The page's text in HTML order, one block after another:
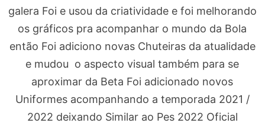
galera Foi e usou da criatividade e foi melhorando
os gráficos pra acompanhar o mundo da Bola
então Foi adiciono novas Chuteiras da atualidade
e mudou o aspecto visual também para se
aproximar da Beta Foi adicionado novos
Uniformes acompanhando a temporada 2021 /
2022 deixando Similar ao Pes 2022 Oficial